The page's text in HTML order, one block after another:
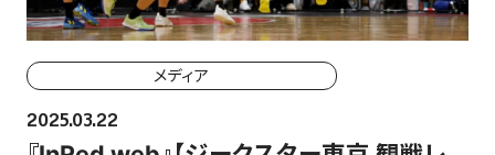
メディア
2025.03.22